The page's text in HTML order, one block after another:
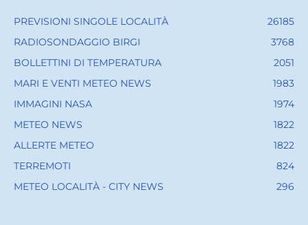
PREVISIONI SINGOLE LOCALITÀ
26185
RADIOSONDAGGIO BIRGI
3768
BOLLETTINI DI TEMPERATURA
2051
MARI E VENTI METEO NEWS
1983
IMMAGINI NASA
1974
METEO NEWS
1822
ALLERTE METEO
1822
TERREMOTI
824
METEO LOCALITÀ - CITY NEWS
296